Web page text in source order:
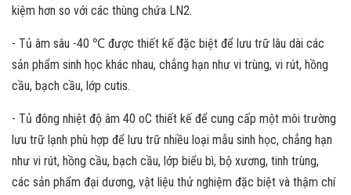
kiệm hơn so với các thùng chứa LN2.
- Tủ âm sâu -40 ℃ được thiết kế đặc biệt để lưu trữ lâu dài các
sản phẩm sinh học khác nhau, chẳng hạn như vi trùng, vi rút, hồng
cầu, bạch cầu, lớp cutis.
- Tủ đông nhiệt độ âm 40 oC thiết kế để cung cấp một môi trường
lưu trữ lạnh phù hợp để lưu trữ nhiều loại mẫu sinh học, chẳng hạn
như vi rút, hồng cầu, bạch cầu, lớp biểu bì, bộ xương, tinh trùng,
các sản phẩm đại dương, vật liệu thử nghiệm đặc biệt và thậm chí